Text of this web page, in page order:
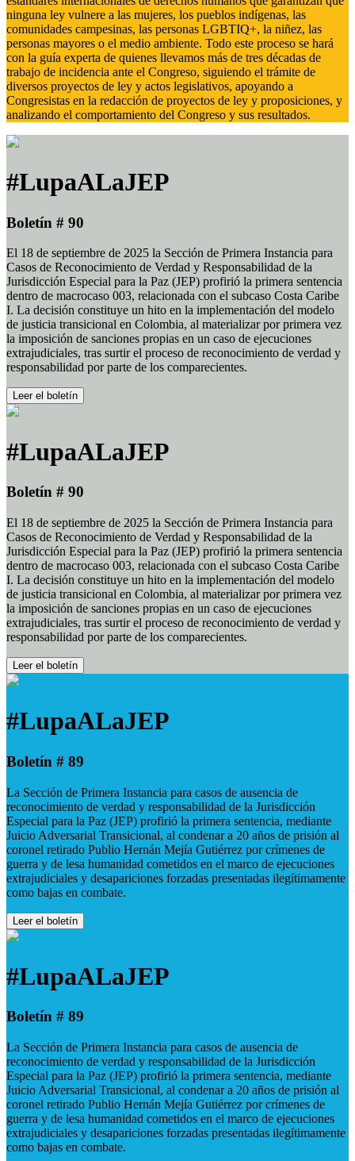
ninguna ley vulnere a las mujeres, los pueblos indígenas, las
comunidades campesinas, las personas LGBTIQ+, la niñez, las
personas mayores o el medio ambiente. Todo este proceso se hará
con la guía experta de quienes llevamos más de tres décadas de
trabajo de incidencia ante el Congreso, siguiendo el trámite de
diversos proyectos de ley y actos legislativos, apoyando a
Congresistas en la redacción de proyectos de ley y proposiciones, y
analizando el comportamiento del Congreso y sus resultados.
#LupaALaJEP
Boletín # 90
El 18 de septiembre de 2025 la Sección de Primera Instancia para
Casos de Reconocimiento de Verdad y Responsabilidad de la
Jurisdicción Especial para la Paz (JEP) profirió la primera sentencia
dentro de macrocaso 003, relacionada con el subcaso Costa Caribe
I. La decisión constituye un hito en la implementación del modelo
de justicia transicional en Colombia, al materializar por primera vez
la imposición de sanciones propias en un caso de ejecuciones
extrajudiciales, tras surtir el proceso de reconocimiento de verdad y
responsabilidad por parte de los comparecientes.
Leer el boletín
#LupaALaJEP
Boletín # 90
El 18 de septiembre de 2025 la Sección de Primera Instancia para
Casos de Reconocimiento de Verdad y Responsabilidad de la
Jurisdicción Especial para la Paz (JEP) profirió la primera sentencia
dentro de macrocaso 003, relacionada con el subcaso Costa Caribe
I. La decisión constituye un hito en la implementación del modelo
de justicia transicional en Colombia, al materializar por primera vez
la imposición de sanciones propias en un caso de ejecuciones
extrajudiciales, tras surtir el proceso de reconocimiento de verdad y
responsabilidad por parte de los comparecientes.
Leer el boletín
#LupaALaJEP
Boletín # 89
La Sección de Primera Instancia para casos de ausencia de
reconocimiento de verdad y responsabilidad de la Jurisdicción
Especial para la Paz (JEP) profirió la primera sentencia, mediante
Juicio Adversarial Transicional, al condenar a 20 años de prisión al
coronel retirado Publio Hernán Mejía Gutiérrez por crímenes de
guerra y de lesa humanidad cometidos en el marco de ejecuciones
extrajudiciales y desapariciones forzadas presentadas ilegítimamente
como bajas en combate.
Leer el boletín
#LupaALaJEP
Boletín # 89
La Sección de Primera Instancia para casos de ausencia de
reconocimiento de verdad y responsabilidad de la Jurisdicción
Especial para la Paz (JEP) profirió la primera sentencia, mediante
Juicio Adversarial Transicional, al condenar a 20 años de prisión al
coronel retirado Publio Hernán Mejía Gutiérrez por crímenes de
guerra y de lesa humanidad cometidos en el marco de ejecuciones
extrajudiciales y desapariciones forzadas presentadas ilegítimamente
como bajas en combate.